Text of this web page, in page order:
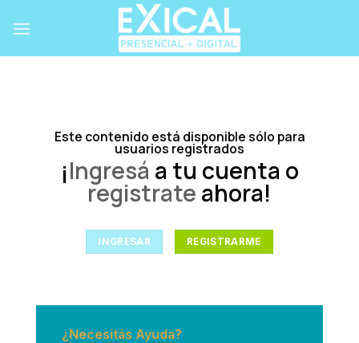
Este contenido está disponible sólo para
usuarios registrados
¡Ingresá a tu cuenta o
registrate ahora!
INGRESAR REGISTRARME
¿Necesitás Ayuda?